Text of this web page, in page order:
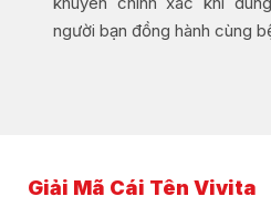
người bạn đồng hành cùng
Giải Mã Cái Tên Vivita